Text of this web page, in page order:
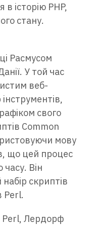
історію PHP,
стану.
Расмусом
У той час
веб-
свого
Common
мову
що цей процес
часу. Він
скриптів
Perl.
Лердорф